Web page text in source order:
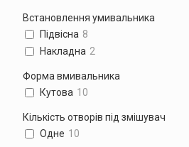
Встановлення умивальника
Підвісна 8
Накладна 2
Форма вмивальника
Кутова 10
Кількість отворів під змішувач
Одне 10